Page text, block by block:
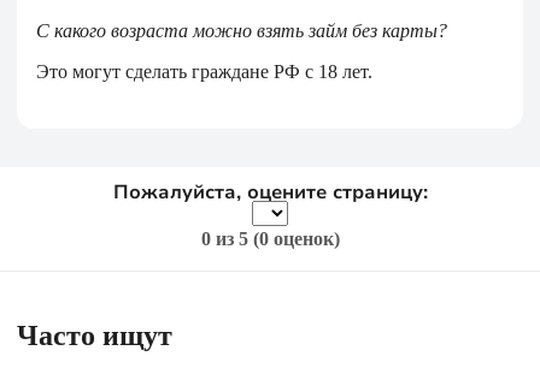
С какого возраста можно взять займ без карты?
Это могут сделать граждане РФ с 18 лет.
Пожалуйста, оцените страницу:
0из 5 (0 оценок)
Часто ищут